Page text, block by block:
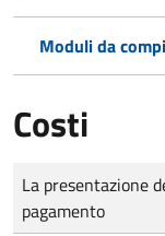
Moduli da
Costi
Tipo di pagamento
Importo
La presentazione
pagamento